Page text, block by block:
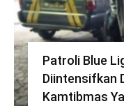
Patroli Blue
Diintensifkan
Kamtibmas